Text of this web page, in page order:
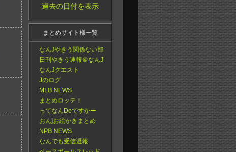
過去の日付を表示
まとめサイト様一覧
なんJやきう関係ない部
日刊やきう速報＠なんJ
なんJクエスト
Jのログ
MLB NEWS
まとめロッテ！
ってなんDeですかー
おんjお絵かきまとめ
NPB NEWS
なんでも受信遅報